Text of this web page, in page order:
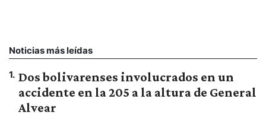
Noticias más leídas
1. Dos bolivarenses involucrados en un
accidente en la 205 a la altura de General
Alvear